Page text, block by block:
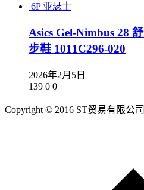
6P 亚瑟士
Asics Gel-Nimbus 28
步鞋 1011C296-020
2026年2月5日
139 0 0
Copyright © 2016 ST贸易有限公